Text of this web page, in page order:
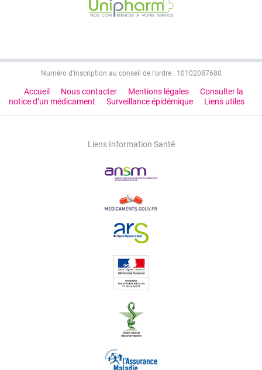
Numéro d'inscription au conseil de l'ordre : 10102087680
Accueil Nous contacter Mentions légales
Consulter la
notice d’un médicament
Surveillance épidémique Liens utiles
Liens Information Santé